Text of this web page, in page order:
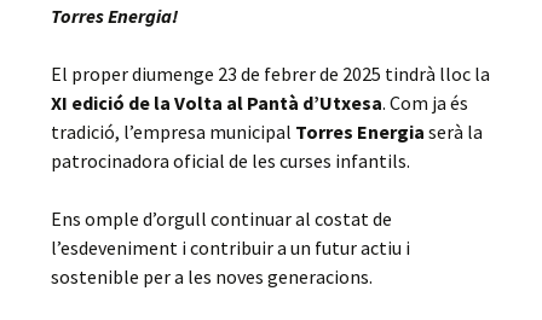
Torres Energia!
El proper diumenge 23 de febrer de 2025 tindrà lloc la
XI edició de la Volta al Pantà d’Utxesa. Com ja és
tradició, l’empresa municipal Torres Energia serà la
patrocinadora oficial de les curses infantils.
Ens omple d’orgull continuar al costat de
l’esdeveniment i contribuir a un futur actiu i
sostenible per a les noves generacions.